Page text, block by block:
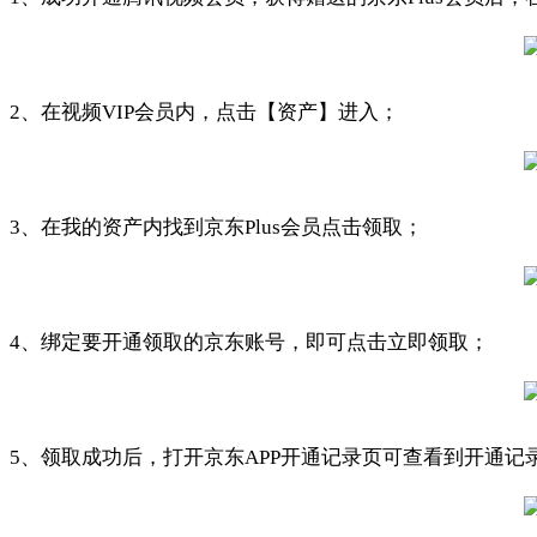
2、在视频VIP会员内，点击【资产】进入；
3、在我的资产内找到京东Plus会员点击领取；
4、绑定要开通领取的京东账号，即可点击立即领取；
5、领取成功后，打开京东APP开通记录页可查看到开通记